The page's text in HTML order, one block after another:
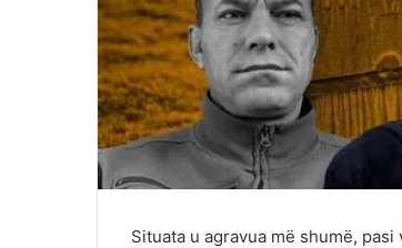
Situata u agravua më shumë,